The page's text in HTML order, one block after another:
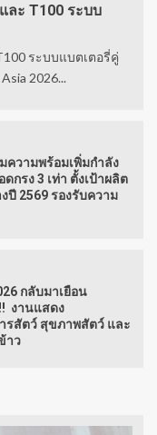
ละ T100 ระบบ
ระบบแบตเตอรี่คู่
2026...
ความพร้อมเพิ่มกำลัง
กรง 3 เท่า ตั้งเป้าผลิต
ปี 2569 รองรับความ
กลับมาเยือน
งานแสดง
รสัตว์ สุขภาพสัตว์ และ
าว